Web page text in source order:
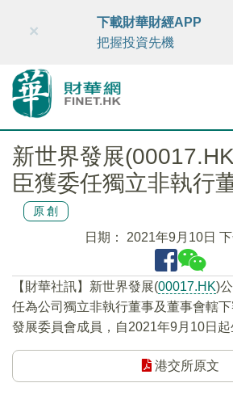
財華智庫網 FINTV FINMETA
×
下載財華財經APP
把握投資先機
新世界發展
臣獲委任獨立非執行
原創
日期： 2021年9月10日
【財華社訊】新世界發展(00017.HK)
任為公司獨立非執行董事及董事會轄
發展委員會成員，自2021年9月10日起
港交所原文